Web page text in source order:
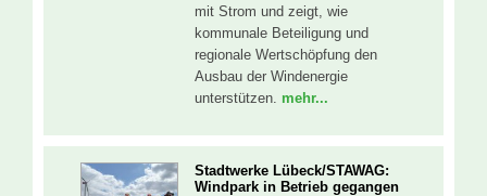
mit Strom und zeigt, wie
kommunale Beteiligung und
regionale Wertschöpfung den
Ausbau der Windenergie
unterstützen. mehr...
Stadtwerke Lübeck/STAWAG:
Windpark in Betrieb gegangen